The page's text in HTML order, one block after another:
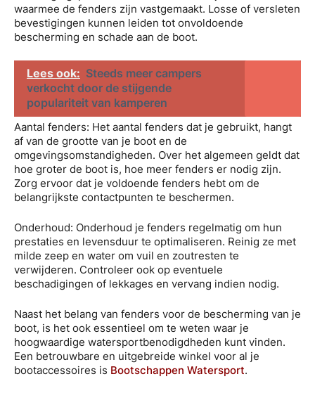
waarmee de fenders zijn vastgemaakt. Losse of versleten
bevestigingen kunnen leiden tot onvoldoende
bescherming en schade aan de boot.
Lees ook: Steeds meer campers
verkocht door de stijgende
populariteit van kamperen
Aantal fenders: Het aantal fenders dat je gebruikt, hangt
af van de grootte van je boot en de
omgevingsomstandigheden. Over het algemeen geldt dat
hoe groter de boot is, hoe meer fenders er nodig zijn.
Zorg ervoor dat je voldoende fenders hebt om de
belangrijkste contactpunten te beschermen.
Onderhoud: Onderhoud je fenders regelmatig om hun
prestaties en levensduur te optimaliseren. Reinig ze met
milde zeep en water om vuil en zoutresten te
verwijderen. Controleer ook op eventuele
beschadigingen of lekkages en vervang indien nodig.
Naast het belang van fenders voor de bescherming van je
boot, is het ook essentieel om te weten waar je
hoogwaardige watersportbenodigdheden kunt vinden.
Een betrouwbare en uitgebreide winkel voor al je
bootaccessoires is Bootschappen Watersport.